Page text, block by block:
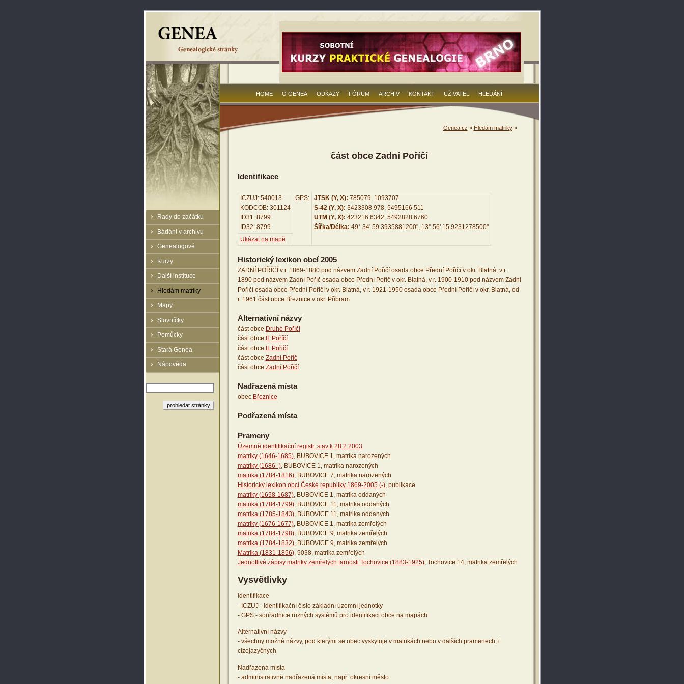
Rady do začátku
Bádání v archivu
Genealogové
Kurzy
Další instituce
Hledám matriky
Mapy
Slovníčky
Pomůcky
Stará Genea
Nápověda
HOME O GENEA ODKAZY FÓRUM ARCHIV KONTAKT UŽIVATEL HLEDÁNÍ
Genea.cz » Hledám matriky»
část obce Zadní Poříčí
Identifikace
ICZUJ: 540013
KODCOB: 301124
ID31: 8799
ID32: 8799
GPS: JTSK (Y, X): 785079, 1093707
S-42 (Y, X): 3423308.978, 5495166.511
UTM (Y, X): 423216.6342, 5492828.6760
Šířka/Délka: 49° 34' 59.3935881200", 13° 56' 15.9231278500"
Ukázat na mapě
Historický lexikon obcí 2005
ZADNÍ POŘÍČÍ v r. 1869-1880 pod názvem Zadní Pořičí osada obce Přední Pořičí v okr. Blatná, v r.
1890 pod názvem Zadní Poříč osada obce Přední Poříč v okr. Blatná, v r. 1900-1910 pod názvem Zadní
Pořičí osada obce Přední Pořičí v okr. Blatná, v r. 1921-1950 osada obce Přední Poříčí v okr. Blatná, od
r. 1961 část obce Březnice v okr. Příbram
Alternativní názvy
část obce Druhé Poříčí
část obce
II. Poříčí
část obce
II. Pořičí
část obce Zadní Poříč
část obce Zadní Poříčí
Nadřazená místa
obec Březnice
Podřazená místa
Prameny
Územně identifikační registr, stav k 28.2.2003
matriky (1646-1685), BUBOVICE 1, matrika narozených
matriky (1686- ), BUBOVICE 1, matrika narozených
matrika (1784-1816), BUBOVICE 7, matrika narozených
Historický lexikon obcí České republiky 1869-2005 (-), publikace
matriky (1658-1687), BUBOVICE 1, matrika oddaných
matrika (1784-1799), BUBOVICE 11, matrika oddaných
matrika (1785-1843), BUBOVICE 11, matrika oddaných
matriky (1676-1677), BUBOVICE 1, matrika zemřelých
matrika (1784-1798), BUBOVICE 9, matrika zemřelých
matrika (1784-1832), BUBOVICE 9, matrika zemřelých
Matrika (1831-1856), 9038, matrika zemřelých
Jednotlivé zápisy matriky zemřelých farnosti Tochovice (1883-1925), Tochovice 14, matrika zemřelých
Vysvětlivky
Identifikace
- ICZUJ - identifikační číslo základní územní jednotky
- GPS - souřadnice různých systémů pro identifikaci obce na mapách
Alternativní názvy
- všechny možné názvy, pod kterými se obec vyskytuje v matrikách nebo v dalších pramenech, i
cizojazyčných
Nadřazená místa
- administrativně nadřazená místa, např. okresní město